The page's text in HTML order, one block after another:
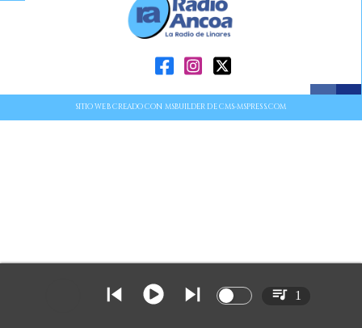
SITIO WEB CREADO CON MSBUILDER DE CMS-MSPRESS.COM
1